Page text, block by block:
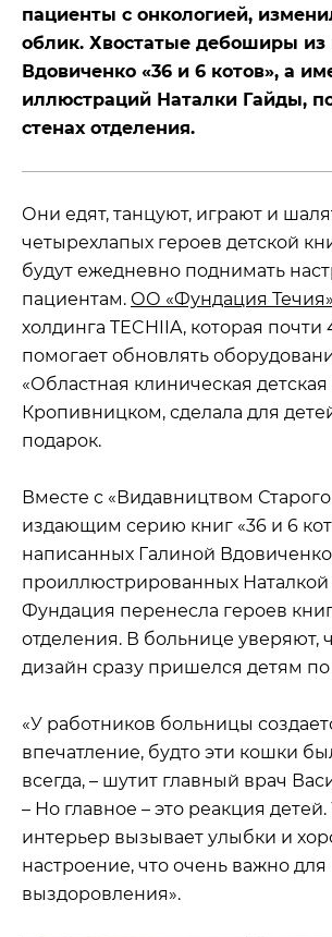
пациенты с онкологией,
облик. Хвостатые дебоширы из
Вдовиченко «36 и 6 котов», а
иллюстраций Наталки Гайды,
стенах отделения.
Они едят, танцуют, играют и
четырехлапых героев детской
будут ежедневно поднимать
пациентам. ОО «Фундация Течия»
холдинга TECHIIA, которая почти
помогает обновлять
«Областная клиническая
Кропивницком, сделала для
подарок.
Вместе с «Видавництвом
издающим серию книг «36 и 6
написанных Галиной
проиллюстрированных Наталкой
Фундация перенесла героев
отделения. В больнице уверяют,
дизайн сразу пришелся детям
«У работников больницы
впечатление, будто эти кошки
всегда, – шутит главный врач
– Но главное – это реакция
интерьер вызывает улыбки и
настроение, что очень важно для
выздоровления».